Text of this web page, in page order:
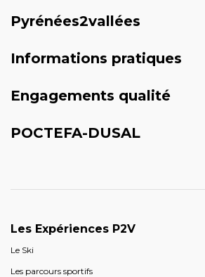
Pyrénées2vallées
Informations pratiques
Engagements qualité
POCTEFA-DUSAL
Les Expériences P2V
Le Ski
Les parcours sportifs